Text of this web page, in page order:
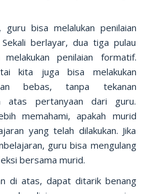
bisa melalukan penilaian
berlayar, dua tiga pulau
penilaian formatif.
kita juga bisa melakukan
bebas, tanpa tekanan
atas pertanyaan dari guru.
memahami, apakah murid
yang telah dilakukan. Jika
guru bisa mengulang
bersama murid.
di atas, dapat ditarik benang